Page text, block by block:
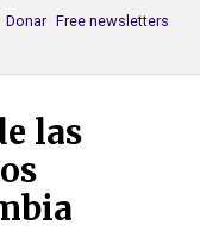
Free newsletters
Donar
las